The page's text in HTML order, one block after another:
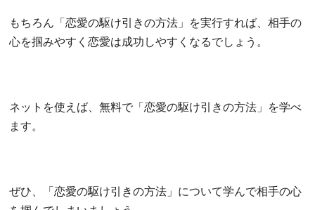
もちろん「恋愛の駆け引きの方法」を実行すれば、相手の
心を掴みやすく恋愛は成功しやすくなるでしょう。
ネットを使えば、無料で「恋愛の駆け引きの方法」を学べ
ます。
ぜひ、「恋愛の駆け引きの方法」について学んで相手の心